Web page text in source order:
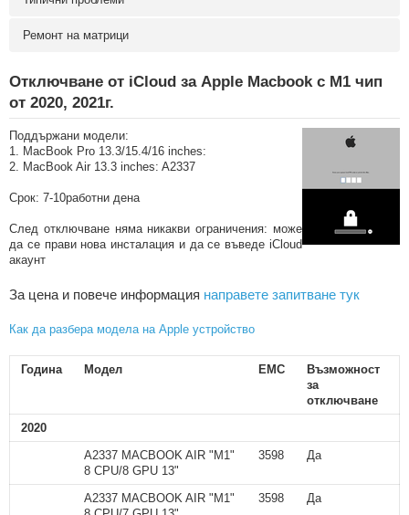
Ремонт на матрици
Отключване от iCloud за Apple Macbook с M1 чип
от 2020, 2021г.
Поддържани модели:
1. MacBook Pro 13.3/15.4/16 inches:
2. MacBook Air 13.3 inches: A2337
Срок: 7-10работни дена
След отключване няма никакви ограничения: може
да се прави нова инсталация и да се въведе iCloud
акаунт
За цена и повече информация направете запитване тук
Как да разбера модела на Apple устройство
Година Модел EMC
Възможност
за
отключване
2020
A2337 MACBOOK AIR "M1"
8 CPU/8 GPU 13"
3598 Да
A2337 MACBOOK AIR "M1"
3598 Да